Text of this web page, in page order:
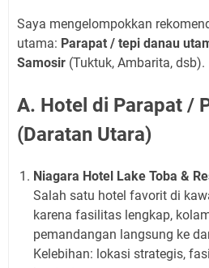
Saya mengelompokkan
utama: Parapat / tepi danau
Samosir (Tuktuk, Ambarita, dsb).
A. Hotel di Parapat /
(Daratan Utara)
Niagara Hotel Lake Toba &
Salah satu hotel favorit di
karena fasilitas lengkap,
pemandangan langsung ke
Kelebihan: lokasi strategis,